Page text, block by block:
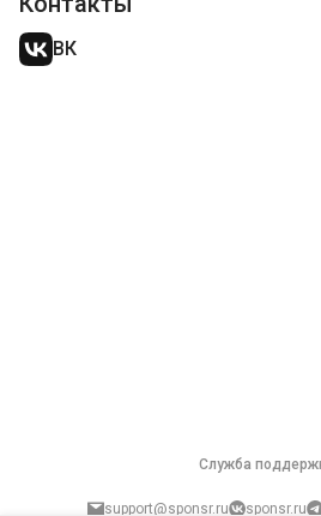
ВК
Служба
support@sponsr.ru sponsr.ru